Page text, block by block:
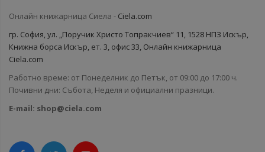
Онлайн книжарница Сиела - Ciela.com
гр. София, ул. „Поручик Христо Топракчиев“ 11, 1528 НПЗ Искър,
Книжна борса Искър, ет. 3, офис 33, Онлайн книжарница
Ciela.com
Работно време: от Понеделник до Петък, от 09:00 до 17:00 ч.
Почивни дни: Събота, Неделя и официални празници.
E-mail: shop@ciela.com